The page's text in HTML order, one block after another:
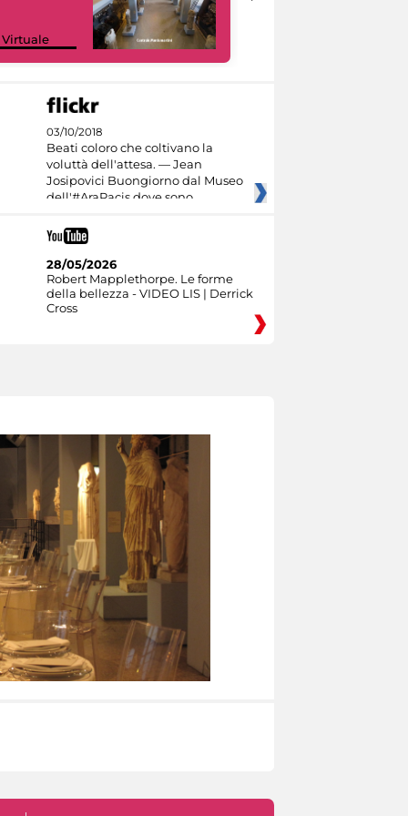
Virtuale
03/10/2018
Beati coloro che coltivano la
voluttà dell'attesa. — Jean
Josipovici Buongiorno dal Museo
dell'#AraPacis dove sono
28/05/2026
Robert Mapplethorpe. Le forme
della bellezza - VIDEO LIS | Derrick
Cross